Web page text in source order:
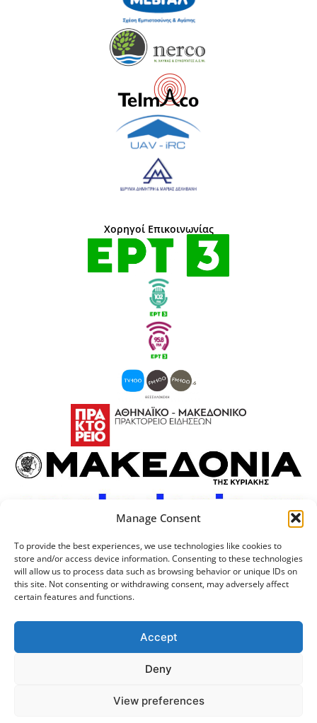
Manage Consent
To provide the best experiences, we use technologies like cookies to
store and/or access device information. Consenting to these technologies
will allow us to process data such as browsing behavior or unique IDs on
this site. Not consenting or withdrawing consent, may adversely affect
certain features and functions.
Accept
Deny
View preferences
Χορηγοί Επικοινωνίας
Προσωπικά Δεδομένα
Λογότυπος
Πανεπιστήμιο Θεσσαλονίκης
Διακυβέρνησης ΑΠΘ